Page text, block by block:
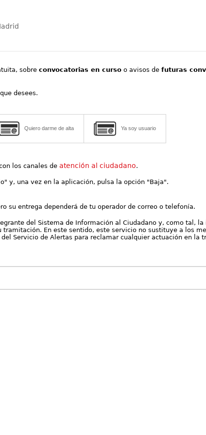
sobreconvocatorias en curso o avisos defuturas
desees.
Quiero darme de alta Ya soy usuario
los canales deatención al ciudadano.
y, una vez en la aplicación, pulsa la opción "Baja".
su entrega dependerá de tu operador de correo o telefonía.
del Sistema de Información al Ciudadano y, como tal,
En este sentido, este servicio no sustituye a los
Servicio de Alertas para reclamar cualquier actuación en la